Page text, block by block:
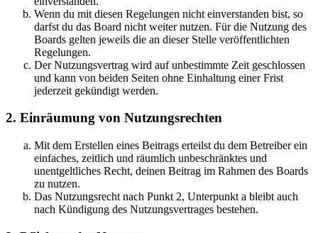
Wenn du mit diesen Regelungen nicht einverstanden bist, so
darfst du das Board nicht weiter nutzen. Für die Nutzung des
Boards gelten jeweils die an dieser Stelle veröffentlichten
Regelungen.
Der Nutzungsvertrag wird auf unbestimmte Zeit geschlossen
und kann von beiden Seiten ohne Einhaltung einer Frist
jederzeit gekündigt werden.
2. Einräumung von Nutzungsrechten
Mit dem Erstellen eines Beitrags erteilst du dem Betreiber ein
einfaches, zeitlich und räumlich unbeschränktes und
unentgeltliches Recht, deinen Beitrag im Rahmen des Boards
zu nutzen.
Das Nutzungsrecht nach Punkt 2, Unterpunkt a bleibt auch
nach Kündigung des Nutzungsvertrages bestehen.